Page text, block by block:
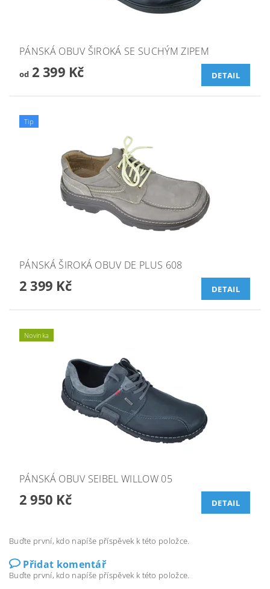
PÁNSKÁ OBUV ŠIROKÁ SE SUCHÝM ZIPEM
od2 399 Kč DETAIL
Tip
PÁNSKÁ ŠIROKÁ OBUV DE PLUS 608
2 399 Kč DETAIL
Novinka
PÁNSKÁ OBUV SEIBEL WILLOW 05
2 950 Kč DETAIL
Buďte první, kdo napíše příspěvek k této položce.
Přidat komentář
Buďte první, kdo napíše příspěvek k této položce.